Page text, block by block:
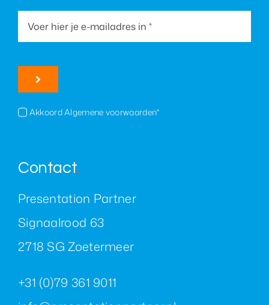
Akkoord Algemene voorwaarden*
Contact.
Presentation Partner
Signaalrood 63
2718 SG Zoetermeer
+31 (0)79 361 9011